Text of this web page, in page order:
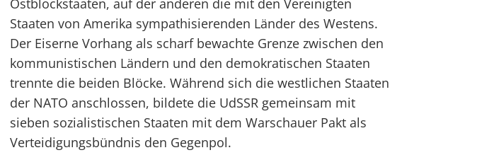
Ostblockstaaten, auf der anderen die mit den Vereinigten
Staaten von Amerika sympathisierenden Länder des Westens.
Der Eiserne Vorhang als scharf bewachte Grenze zwischen den
kommunistischen Ländern und den demokratischen Staaten
trennte die beiden Blöcke. Während sich die westlichen Staaten
der NATO anschlossen, bildete die UdSSR gemeinsam mit
sieben sozialistischen Staaten mit dem Warschauer Pakt als
Verteidigungsbündnis den Gegenpol.